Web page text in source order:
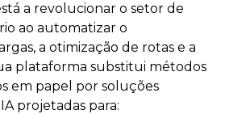
a revolucionar o setor de
ao automatizar o
a otimização de rotas e a
plataforma substitui métodos
em papel por soluções
projetadas para: